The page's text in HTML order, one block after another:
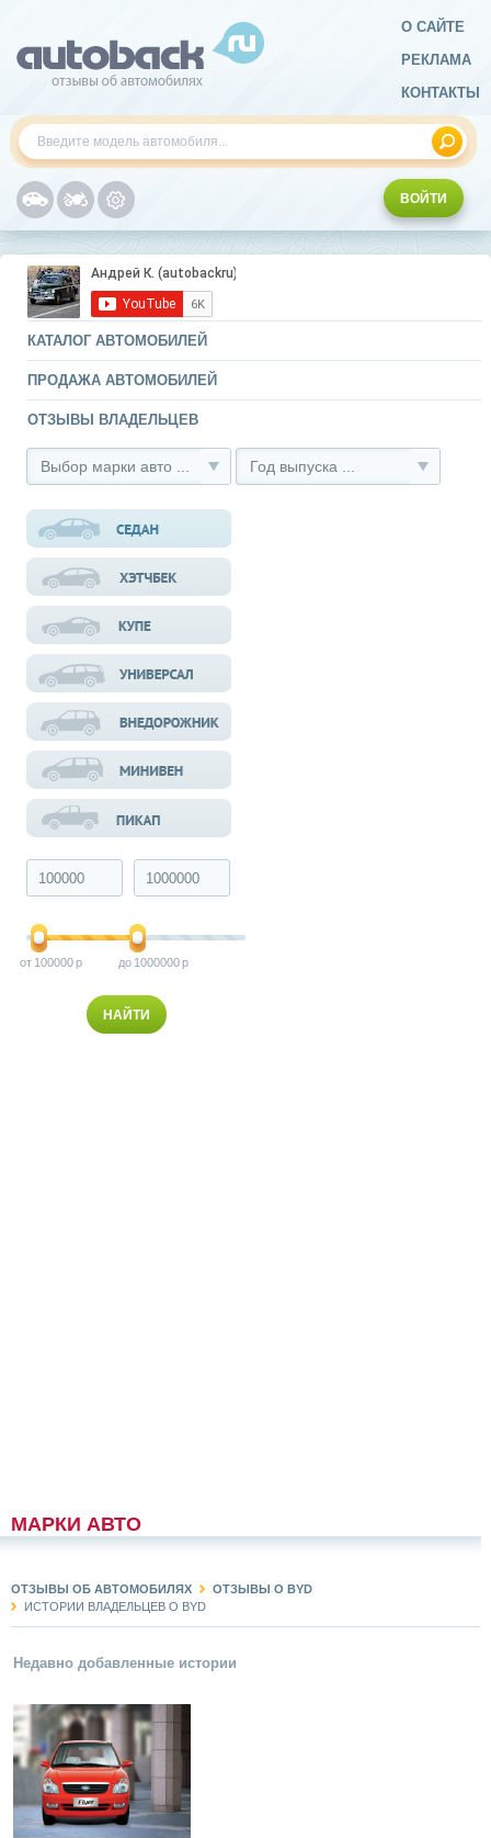
О САЙТЕ
РЕКЛАМА
КОНТАКТЫ
ВОЙТИ
КАТАЛОГ АВТОМОБИЛЕЙ
ПРОДАЖА АВТОМОБИЛЕЙ
ОТЗЫВЫ ВЛАДЕЛЬЦЕВ
Выбор марки авто ... Год выпуска ...
100000 1000000
МАРКИ АВТО
ОТЗЫВЫ ОБ АВТОМОБИЛЯХ
ОТЗЫВЫ О BYD
ИСТОРИИ ВЛАДЕЛЬЦЕВ О BYD
Недавно добавленные истории